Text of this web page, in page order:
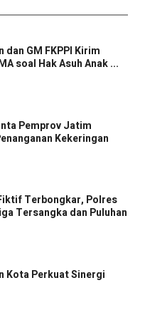
dan GM FKPPI Kirim
soal Hak Asuh Anak ...
Pemprov Jatim
Kekeringan
Terbongkar, Polres
Tersangka dan Puluhan
Kota Perkuat Sinergi